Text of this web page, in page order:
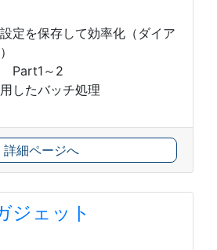
定を保存して効率化（ダイア
Part1～2
したバッチ処理
詳細ページへ
ジェット